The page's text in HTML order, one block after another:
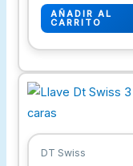
AÑADIR AL
CARRITO
DT Swiss